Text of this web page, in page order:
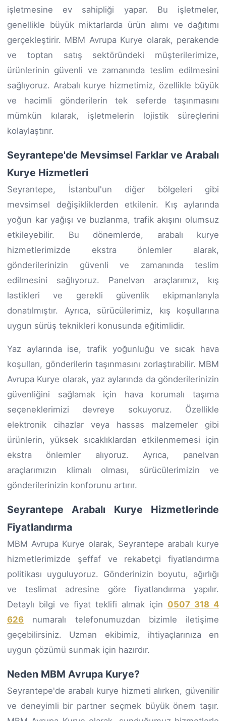
işletmesine ev sahipliği yapar. Bu işletmeler,
genellikle büyük miktarlarda ürün alımı ve dağıtımı
gerçekleştirir. MBM Avrupa Kurye olarak, perakende
ve toptan satış sektöründeki müşterilerimize,
ürünlerinin güvenli ve zamanında teslim edilmesini
sağlıyoruz. Arabalı kurye hizmetimiz, özellikle büyük
ve hacimli gönderilerin tek seferde taşınmasını
mümkün kılarak, işletmelerin lojistik süreçlerini
kolaylaştırır.
Seyrantepe'de Mevsimsel Farklar ve Arabalı
Kurye Hizmetleri
Seyrantepe, İstanbul'un diğer bölgeleri gibi
mevsimsel değişikliklerden etkilenir. Kış aylarında
yoğun kar yağışı ve buzlanma, trafik akışını olumsuz
etkileyebilir. Bu dönemlerde, arabalı kurye
hizmetlerimizde ekstra önlemler alarak,
gönderilerinizin güvenli ve zamanında teslim
edilmesini sağlıyoruz. Panelvan araçlarımız, kış
lastikleri ve gerekli güvenlik ekipmanlarıyla
donatılmıştır. Ayrıca, sürücülerimiz, kış koşullarına
uygun sürüş teknikleri konusunda eğitimlidir.
Yaz aylarında ise, trafik yoğunluğu ve sıcak hava
koşulları, gönderilerin taşınmasını zorlaştırabilir. MBM
Avrupa Kurye olarak, yaz aylarında da gönderilerinizin
güvenliğini sağlamak için hava korumalı taşıma
seçeneklerimizi devreye sokuyoruz. Özellikle
elektronik cihazlar veya hassas malzemeler gibi
ürünlerin, yüksek sıcaklıklardan etkilenmemesi için
ekstra önlemler alıyoruz. Ayrıca, panelvan
araçlarımızın klimalı olması, sürücülerimizin ve
gönderilerinizin konforunu artırır.
Seyrantepe Arabalı Kurye Hizmetlerinde
Fiyatlandırma
MBM Avrupa Kurye olarak, Seyrantepe arabalı kurye
hizmetlerimizde şeffaf ve rekabetçi fiyatlandırma
politikası uyguluyoruz. Gönderinizin boyutu, ağırlığı
ve teslimat adresine göre fiyatlandırma yapılır.
Detaylı bilgi ve fiyat teklifi almak için 0507 318 4
626 numaralı telefonumuzdan bizimle iletişime
geçebilirsiniz. Uzman ekibimiz, ihtiyaçlarınıza en
uygun çözümü sunmak için hazırdır.
Neden MBM Avrupa Kurye?
Seyrantepe'de arabalı kurye hizmeti alırken, güvenilir
ve deneyimli bir partner seçmek büyük önem taşır.